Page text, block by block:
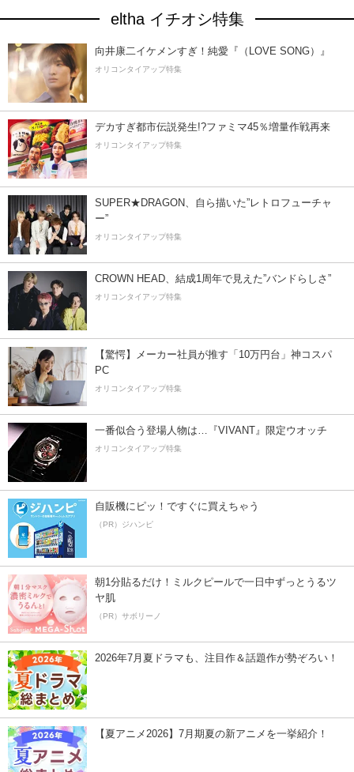
eltha イチオシ特集
向井康二イケメンすぎ！純愛『（LOVE SONG）』
オリコンタイアップ特集
デカすぎ都市伝説発生!?ファミマ45％増量作戦再来
オリコンタイアップ特集
SUPER★DRAGON、自ら描いた”レトロフューチャ
ー”
オリコンタイアップ特集
CROWN HEAD、結成1周年で見えた”バンドらしさ”
オリコンタイアップ特集
【驚愕】メーカー社員が推す「10万円台」神コスパ
PC
オリコンタイアップ特集
一番似合う登場人物は…『VIVANT』限定ウオッチ
オリコンタイアップ特集
自販機にピッ！ですぐに買えちゃう
（PR）ジハンピ
朝1分貼るだけ！ミルクピールで一日中ずっとうるツ
ヤ肌
（PR）サボリーノ
2026年7月夏ドラマも、注目作＆話題作が勢ぞろい！
【夏アニメ2026】7月期夏の新アニメを一挙紹介！